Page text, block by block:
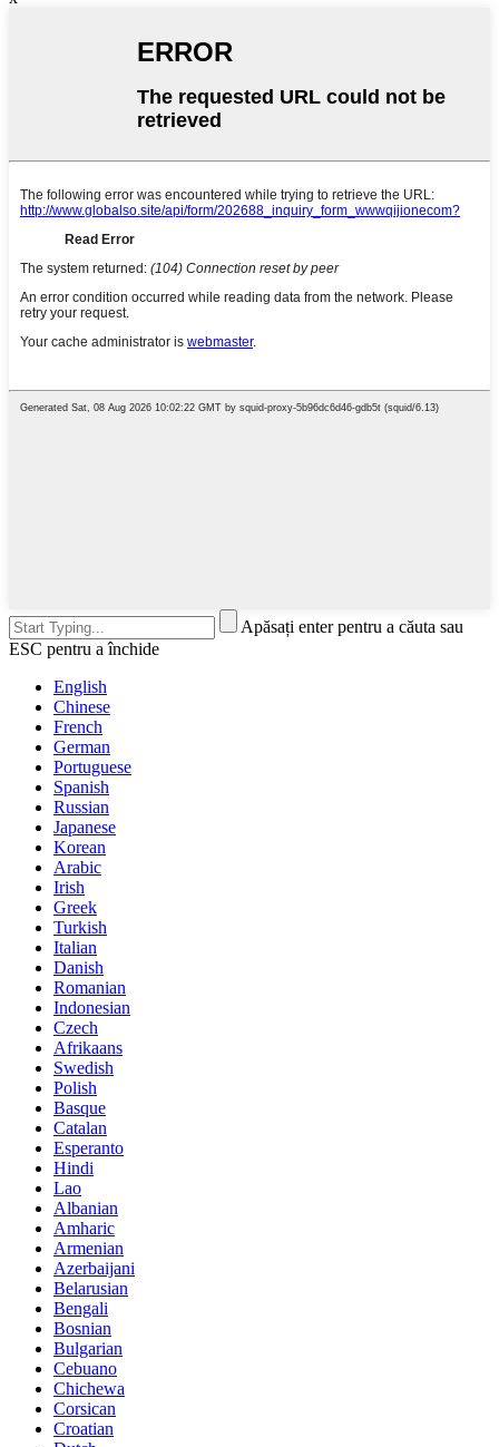
Apăsați enter pentru a căuta sau
ESC pentru a închide
English
Chinese
French
German
Portuguese
Spanish
Russian
Japanese
Korean
Arabic
Irish
Greek
Turkish
Italian
Danish
Romanian
Indonesian
Czech
Afrikaans
Swedish
Polish
Basque
Catalan
Esperanto
Hindi
Lao
Albanian
Amharic
Armenian
Azerbaijani
Belarusian
Bengali
Bosnian
Bulgarian
Cebuano
Chichewa
Corsican
Croatian